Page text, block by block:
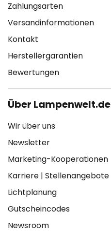
Zahlungsarten
Versandinformationen
Kontakt
Herstellergarantien
Bewertungen
Über Lampenwelt.de
Wir über uns
Newsletter
Marketing-Kooperationen
Karriere | Stellenangebote
Lichtplanung
Gutscheincodes
Newsroom